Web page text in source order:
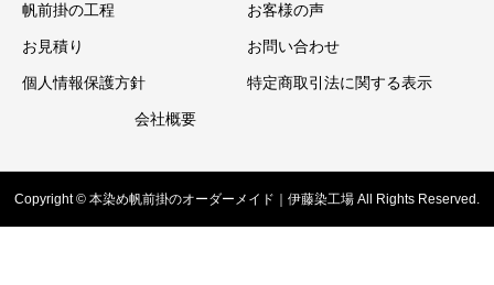
帆前掛の工程 お客様の声
お見積り お問い合わせ
個人情報保護方針 特定商取引法に関する表示
会社概要
Copyright © 本染め帆前掛のオーダーメイド｜伊藤染工場 All Rights Reserved.